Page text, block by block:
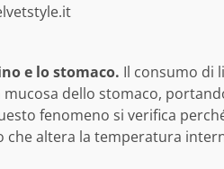
e lo stomaco. Il consumo di
dello stomaco,
fenomeno si verifica
altera la temperatura